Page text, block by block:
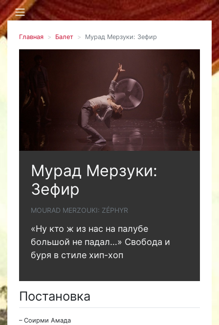
Главная Балет Мурад Мерзуки: Зефир
Мурад Мерзуки:
Зефир
MOURAD MERZOUKI: ZÉPHYR
«Ну кто ж из нас на палубе
большой не падал…» Свобода и
буря в стиле хип-хоп
Постановка
– Соирми Амада